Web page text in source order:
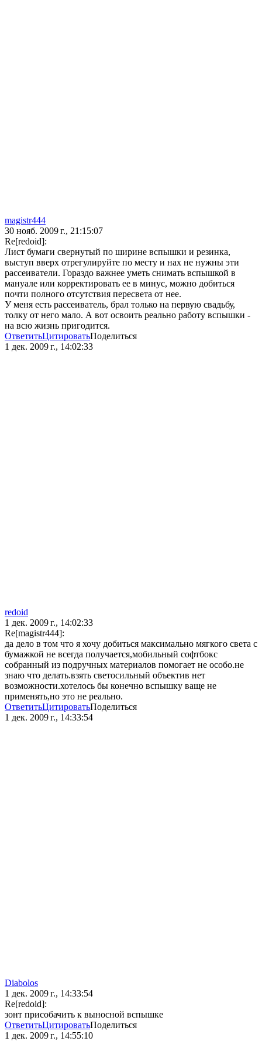
magistr444
30 нояб. 2009 г., 21:15:07
Re[redoid]:
Лист бумаги свернутый по ширине вспышки и резинка,
выступ вверх отрегулируйте по месту и нах не нужны эти
рассеиватели. Гораздо важнее уметь снимать вспышкой в
мануале или корректировать ее в минус, можно добиться
почти полного отсутствия пересвета от нее.
У меня есть рассеиватель, брал только на первую свадьбу,
толку от него мало. А вот освоить реально работу вспышки -
на всю жизнь пригодится.
ОтветитьЦитироватьПоделиться
1 дек. 2009 г., 14:02:33
redoid
1 дек. 2009 г., 14:02:33
Re[magistr444]:
да дело в том что я хочу добиться максимально мягкого света с
бумажкой не всегда получается,мобильный софтбокс
собранный из подручных материалов помогает не особо.не
знаю что делать.взять светосильный объектив нет
возможности.хотелось бы конечно вспышку ваще не
применять,но это не реально.
ОтветитьЦитироватьПоделиться
1 дек. 2009 г., 14:33:54
Diabolos
1 дек. 2009 г., 14:33:54
Re[redoid]:
зонт присобачить к выносной вспышке
ОтветитьЦитироватьПоделиться
1 дек. 2009 г., 14:55:10